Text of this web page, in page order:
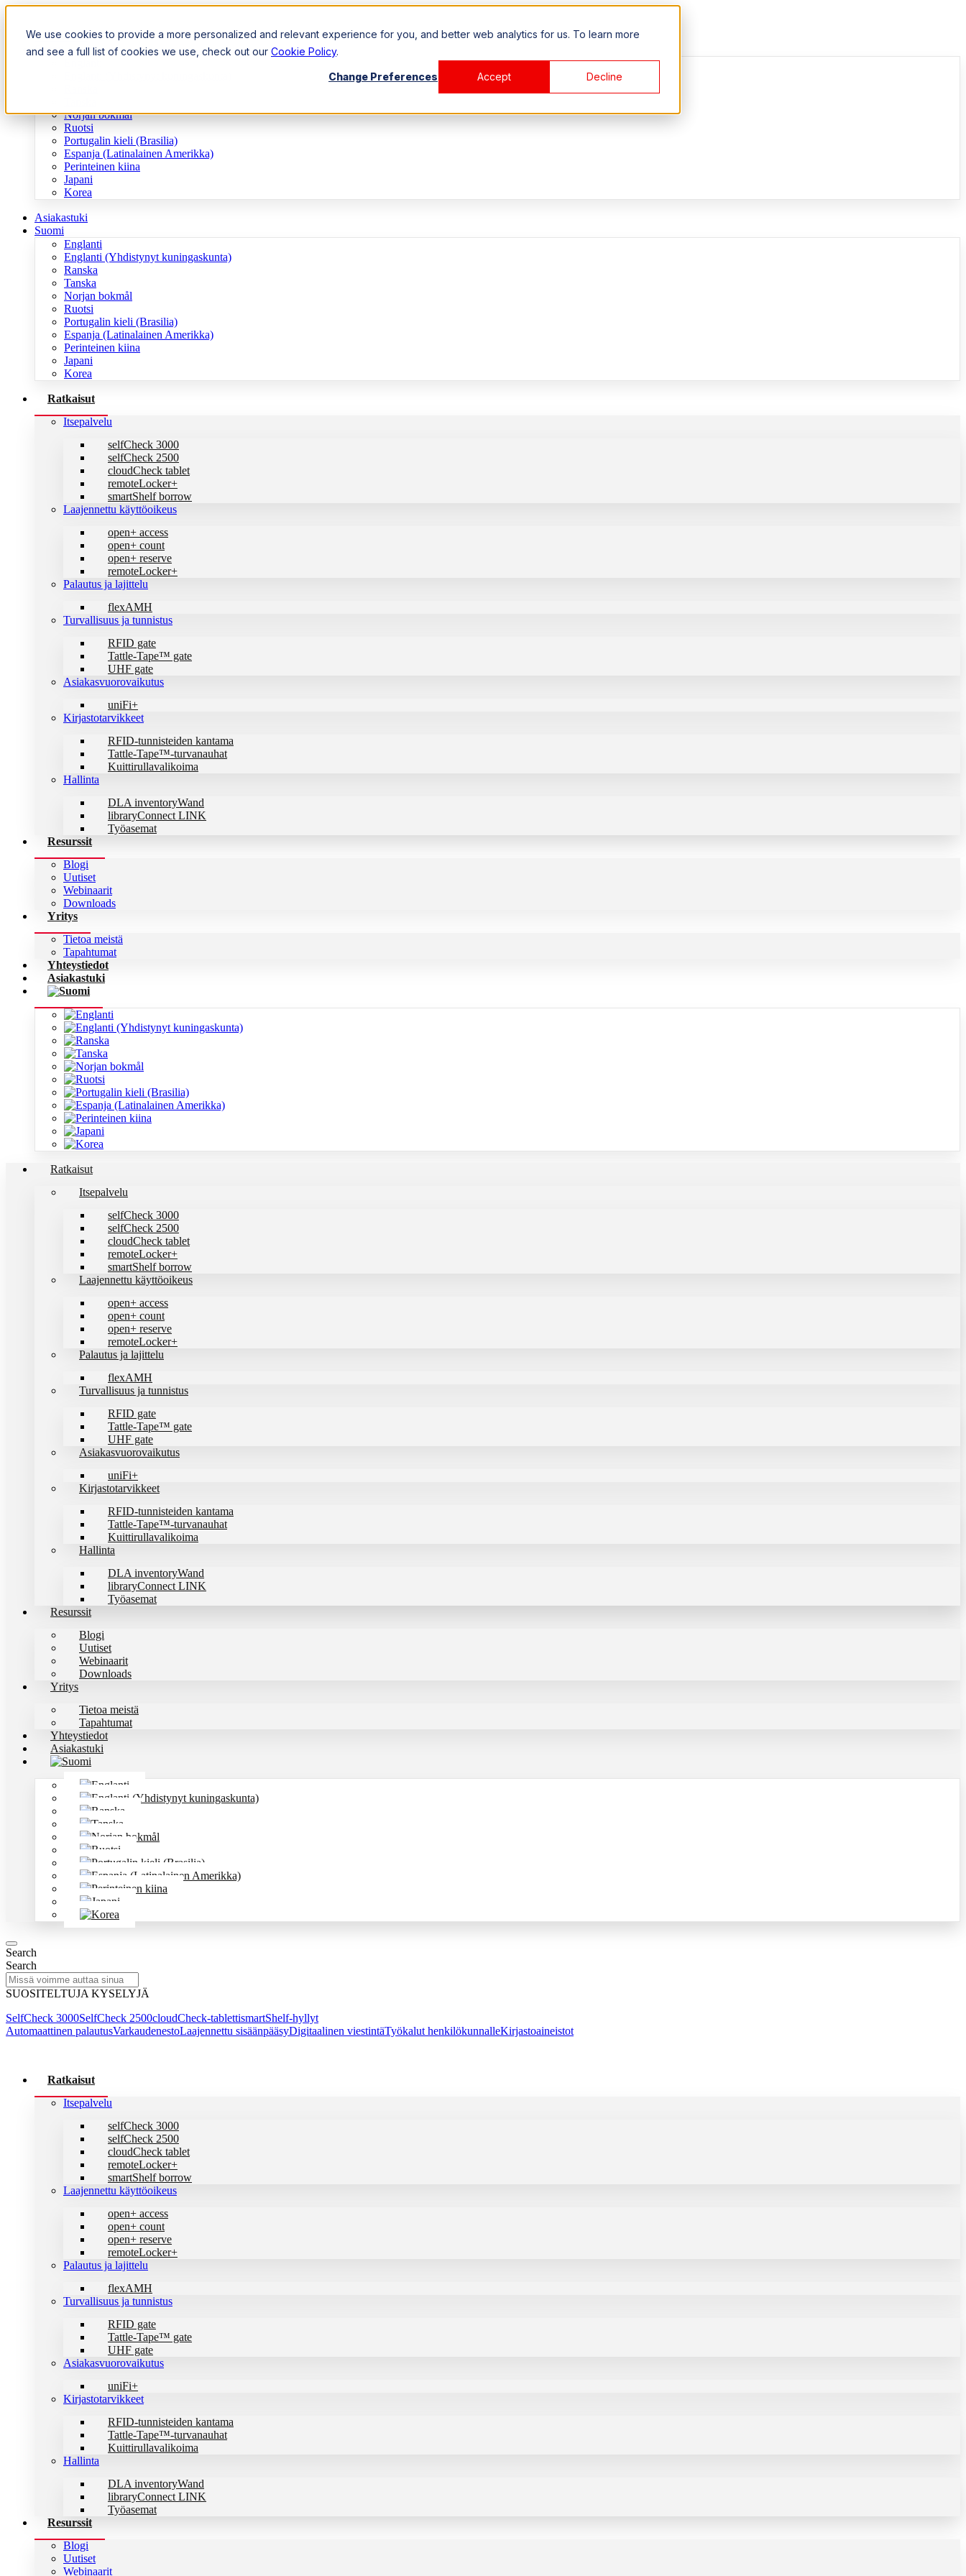
We use cookies to provide a more personalized and relevant experience for you, and better web analytics for us. To learn more
and see a full list of cookies we use, check out our Cookie Policy.
Change Preferences Accept Decline
Asiakastuki
Suomi
Norjan bokmål
Ruotsi
Portugalin kieli (Brasilia)
Espanja (Latinalainen Amerikka)
Perinteinen kiina
Japani
Korea
Asiakastuki
Suomi
Englanti
Englanti (Yhdistynyt kuningaskunta)
Ranska
Tanska
Norjan bokmål
Ruotsi
Portugalin kieli (Brasilia)
Espanja (Latinalainen Amerikka)
Perinteinen kiina
Japani
Korea
Ratkaisut
Itsepalvelu
selfCheck 3000
selfCheck 2500
cloudCheck tablet
remoteLocker+
smartShelf borrow
Laajennettu käyttöoikeus
open+ access
open+ count
open+ reserve
remoteLocker+
Palautus ja lajittelu
flexAMH
Turvallisuus ja tunnistus
RFID gate
Tattle-Tape™ gate
UHF gate
Asiakasvuorovaikutus
uniFi+
Kirjastotarvikkeet
RFID-tunnisteiden kantama
Tattle-Tape™-turvanauhat
Kuittirullavalikoima
Hallinta
DLA inventoryWand
libraryConnect LINK
Työasemat
Resurssit
Blogi
Uutiset
Webinaarit
Downloads
Yritys
Tietoa meistä
Tapahtumat
Yhteystiedot
Asiakastuki
Ratkaisut
Itsepalvelu
selfCheck 3000
selfCheck 2500
cloudCheck tablet
remoteLocker+
smartShelf borrow
Laajennettu käyttöoikeus
open+ access
open+ count
open+ reserve
remoteLocker+
Palautus ja lajittelu
flexAMH
Turvallisuus ja tunnistus
RFID gate
Tattle-Tape™ gate
UHF gate
Asiakasvuorovaikutus
uniFi+
Kirjastotarvikkeet
RFID-tunnisteiden kantama
Tattle-Tape™-turvanauhat
Kuittirullavalikoima
Hallinta
DLA inventoryWand
libraryConnect LINK
Työasemat
Resurssit
Blogi
Uutiset
Webinaarit
Downloads
Yritys
Tietoa meistä
Tapahtumat
Yhteystiedot
Asiakastuki
Search
Search
SUOSITELTUJA KYSELYJÄ
SelfCheck 3000SelfCheck 2500cloudCheck-tablettismartShelf-hyllyt
Automaattinen palautusVarkaudenestoLaajennettu sisäänpääsyDigitaalinen viestintäTyökalut henkilökunnalleKirjastoaineistot
Ratkaisut
Itsepalvelu
selfCheck 3000
selfCheck 2500
cloudCheck tablet
remoteLocker+
smartShelf borrow
Laajennettu käyttöoikeus
open+ access
open+ count
open+ reserve
remoteLocker+
Palautus ja lajittelu
flexAMH
Turvallisuus ja tunnistus
RFID gate
Tattle-Tape™ gate
UHF gate
Asiakasvuorovaikutus
uniFi+
Kirjastotarvikkeet
RFID-tunnisteiden kantama
Tattle-Tape™-turvanauhat
Kuittirullavalikoima
Hallinta
DLA inventoryWand
libraryConnect LINK
Työasemat
Resurssit
Blogi
Uutiset
Webinaarit